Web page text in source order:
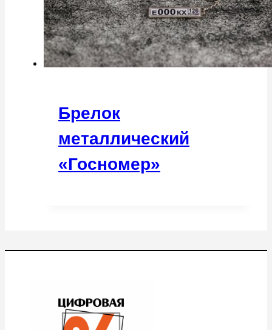
Брелок
металлический
«Госномер»